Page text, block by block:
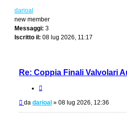
darioal
new member
Messaggi: 3
Iscritto il: 08 lug 2026, 11:17
Re: Coppia Finali Valvolari
Messaggio
da darioal » 08 lug 2026, 12:36